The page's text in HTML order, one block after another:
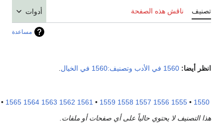
ناقش هذه الصفحة
مساعدة
أيضا: 1560 في الأدب وتصنيف:1560 في الخيال .
•
1555
1556
1557
1558
1559
•
1561
1562
1563
1564
1565
•
1570
التصنيف لا يحتوي حالياً على أي صفحات أو ملفات.